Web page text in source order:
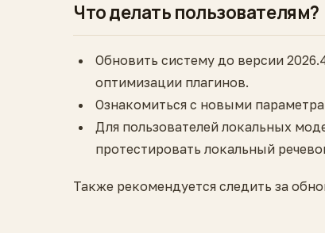
Что делать пользователям?
Обновить систему до версии
оптимизации плагинов.
Ознакомиться с новыми
Для пользователей локальных
протестировать локальный
Также рекомендуется следить за